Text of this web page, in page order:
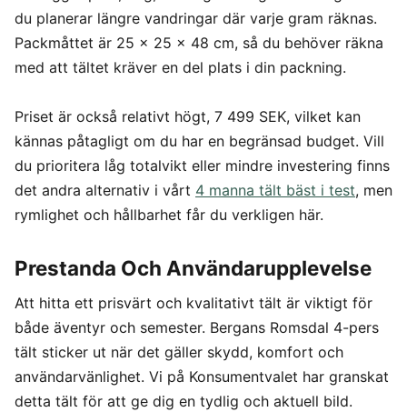
du planerar längre vandringar där varje gram räknas.
Packmåttet är 25 x 25 x 48 cm, så du behöver räkna
med att tältet kräver en del plats i din packning.
Priset är också relativt högt, 7 499 SEK, vilket kan
kännas påtagligt om du har en begränsad budget. Vill
du prioritera låg totalvikt eller mindre investering finns
det andra alternativ i vårt 4 manna tält bäst i test, men
rymlighet och hållbarhet får du verkligen här.
Prestanda Och Användarupplevelse
Att hitta ett prisvärt och kvalitativt tält är viktigt för
både äventyr och semester. Bergans Romsdal 4-pers
tält sticker ut när det gäller skydd, komfort och
användarvänlighet. Vi på Konsumentvalet har granskat
detta tält för att ge dig en tydlig och aktuell bild.